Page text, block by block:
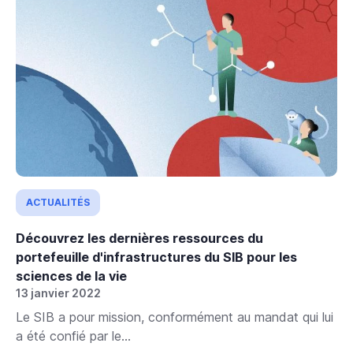
ACTUALITÉS
Découvrez les dernières ressources du
portefeuille d'infrastructures du SIB pour les
sciences de la vie
13 janvier 2022
Le SIB a pour mission, conformément au mandat qui lui
a été confié par le...